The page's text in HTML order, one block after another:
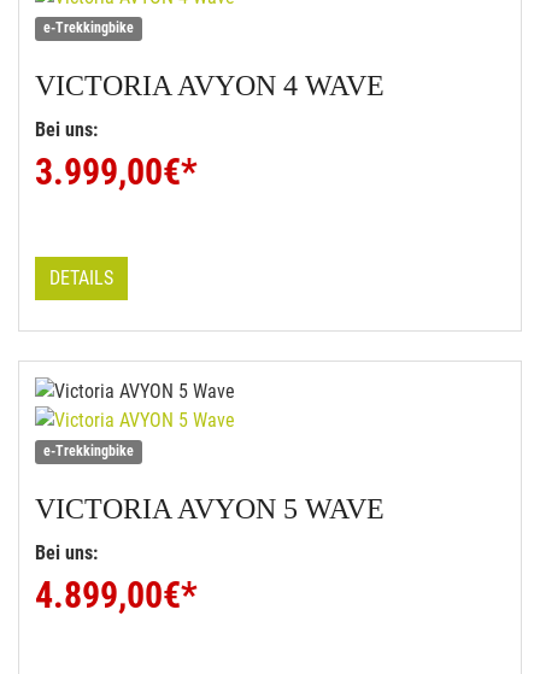
e-Trekkingbike
VICTORIA AVYON 4 WAVE
Bei uns:
3.999,00€*
DETAILS
e-Trekkingbike
VICTORIA AVYON 5 WAVE
Bei uns:
4.899,00€*